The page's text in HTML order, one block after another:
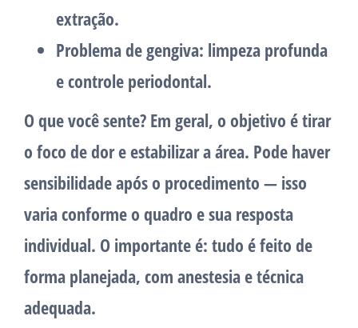
extração.
Problema de gengiva: limpeza profunda
e controle periodontal.
O que você sente? Em geral, o objetivo é tirar
o foco de dor e estabilizar a área. Pode haver
sensibilidade após o procedimento — isso
varia conforme o quadro e sua resposta
individual. O importante é: tudo é feito de
forma planejada, com anestesia e técnica
adequada.